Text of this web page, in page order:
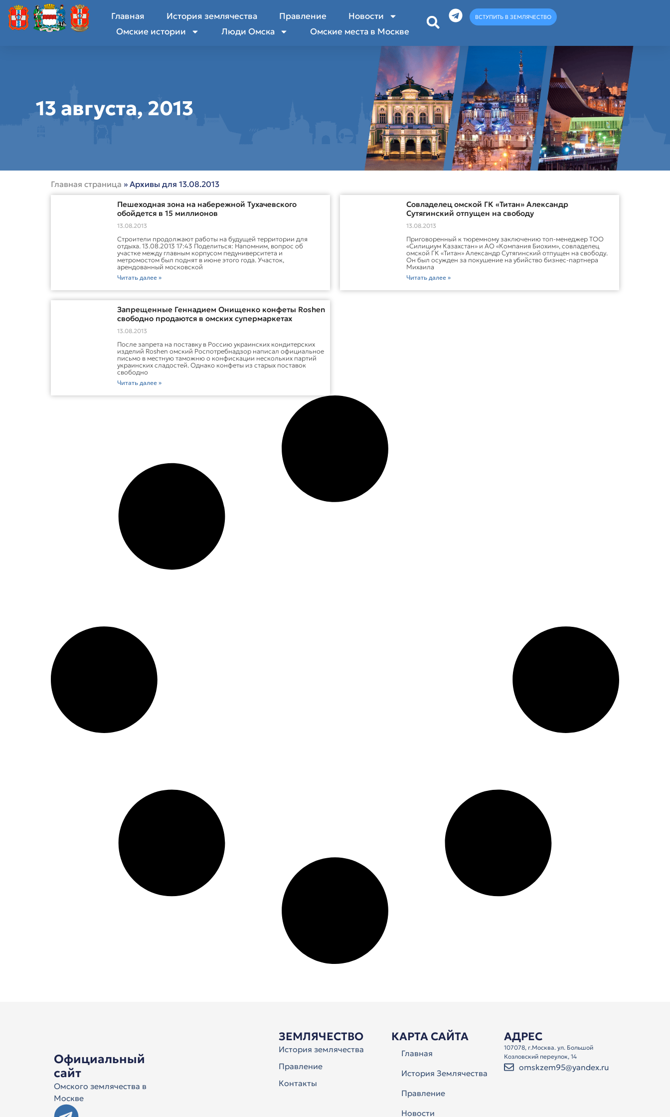
Главная История землячества Правление
Новости
Омские истории
Люди Омска Омские места в Москве
ВСТУПИТЬ В ЗЕМЛЯЧЕСТВО
13 августа, 2013
Главная страница » Архивы для 13.08.2013
Пешеходная зона на набережной Тухачевского
обойдется в 15 миллионов
13.08.2013
Строители продолжают работы на будущей территории для
отдыха. 13.08.2013 17:43 Поделиться: Напомним, вопрос об
участке между главным корпусом педуниверситета и
метромостом был поднят в июне этого года. Участок,
арендованный московской
Читать далее »
Совладелец омской ГК «Титан» Александр
Сутягинский отпущен на свободу
13.08.2013
Приговоренный к тюремному заключению топ-менеджер ТОО
«Силициум Казахстан» и АО «Компания Биохим», совладелец
омской ГК «Титан» Александр Cутягинский отпущен на свободу.
Он был осужден за покушение на убийство бизнес-партнера
Михаила
Читать далее »
Запрещенные Геннадием Онищенко конфеты Roshen
свободно продаются в омских супермаркетах
13.08.2013
После запрета на поставку в Россию украинских кондитерских
изделий Roshen омский Роспотребнадзор написал официальное
письмо в местную таможню о конфискации нескольких партий
украинских сладостей. Однако конфеты из старых поставок
свободно
Читать далее »
Официальный
сайт
Омского землячества в
Москве
ЗЕМЛЯЧЕСТВО
История землячества
Правление
Контакты
КАРТА САЙТА
Главная
История Землячества
Правление
Новости
АДРЕС
107078, г.Москва. ул. Большой
Козловский переулок, 14
omskzem95@yandex.ru